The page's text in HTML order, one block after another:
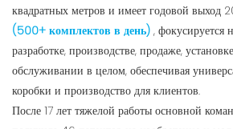
квадратных метров и имеет годовой выход
(500+ комплектов в день) , фокусируется
разработке, производстве, продаже,
обслуживании в целом, обеспечивая
коробки и производство для клиентов.
После 17 лет тяжелой работы основной